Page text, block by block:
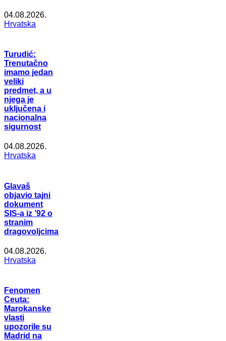
04.08.2026.
Hrvatska
Turudić:
Trenutačno
imamo jedan
veliki
predmet, a u
njega je
uključena i
nacionalna
sigurnost
04.08.2026.
Hrvatska
Glavaš
objavio tajni
dokument
SIS-a iz ’92 o
stranim
dragovoljcima
04.08.2026.
Hrvatska
Fenomen
Ceuta:
Marokanske
vlasti
upozorile su
Madrid na